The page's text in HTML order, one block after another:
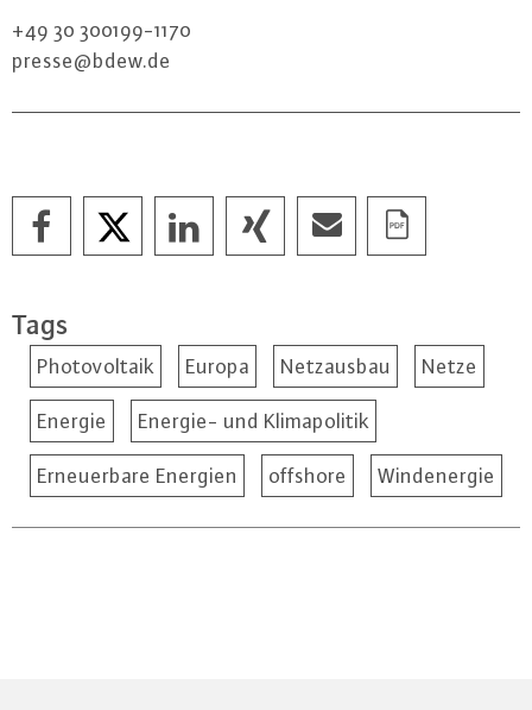
+49 30 300199-1170
presse@​bdew.​de
Tags
Photovoltaik Europa Netzausbau Netze
Energie Energie- und Klimapolitik
Erneuerbare Energien offshore Windenergie